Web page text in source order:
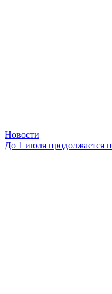
Новости
До 1 июля продолжается